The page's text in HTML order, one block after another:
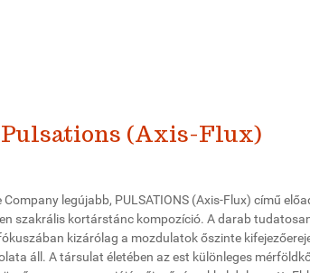
Pulsations (Axis-Flux)
Company legújabb, PULSATIONS (Axis-Flux) című
szakrális kortárstánc kompozíció. A darab
kizárólag a mozdulatok őszinte
áll. A társulat életében az est különleges